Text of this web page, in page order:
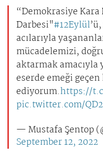
“Demokrasiye Kara
Darbesi"#12Eylül
acılarıyla
mücadelemizi,
aktarmak amacıyla
eserde emeği
ediyorum.https://
pic.twitter.com/
— Mustafa Şentop
September 12, 2022